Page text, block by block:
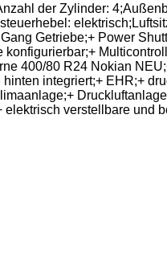
der Zylinder:
Getriebe;+ Power
400/80 R24 Nokian
integriert;+ EHR;+
verstellbare und